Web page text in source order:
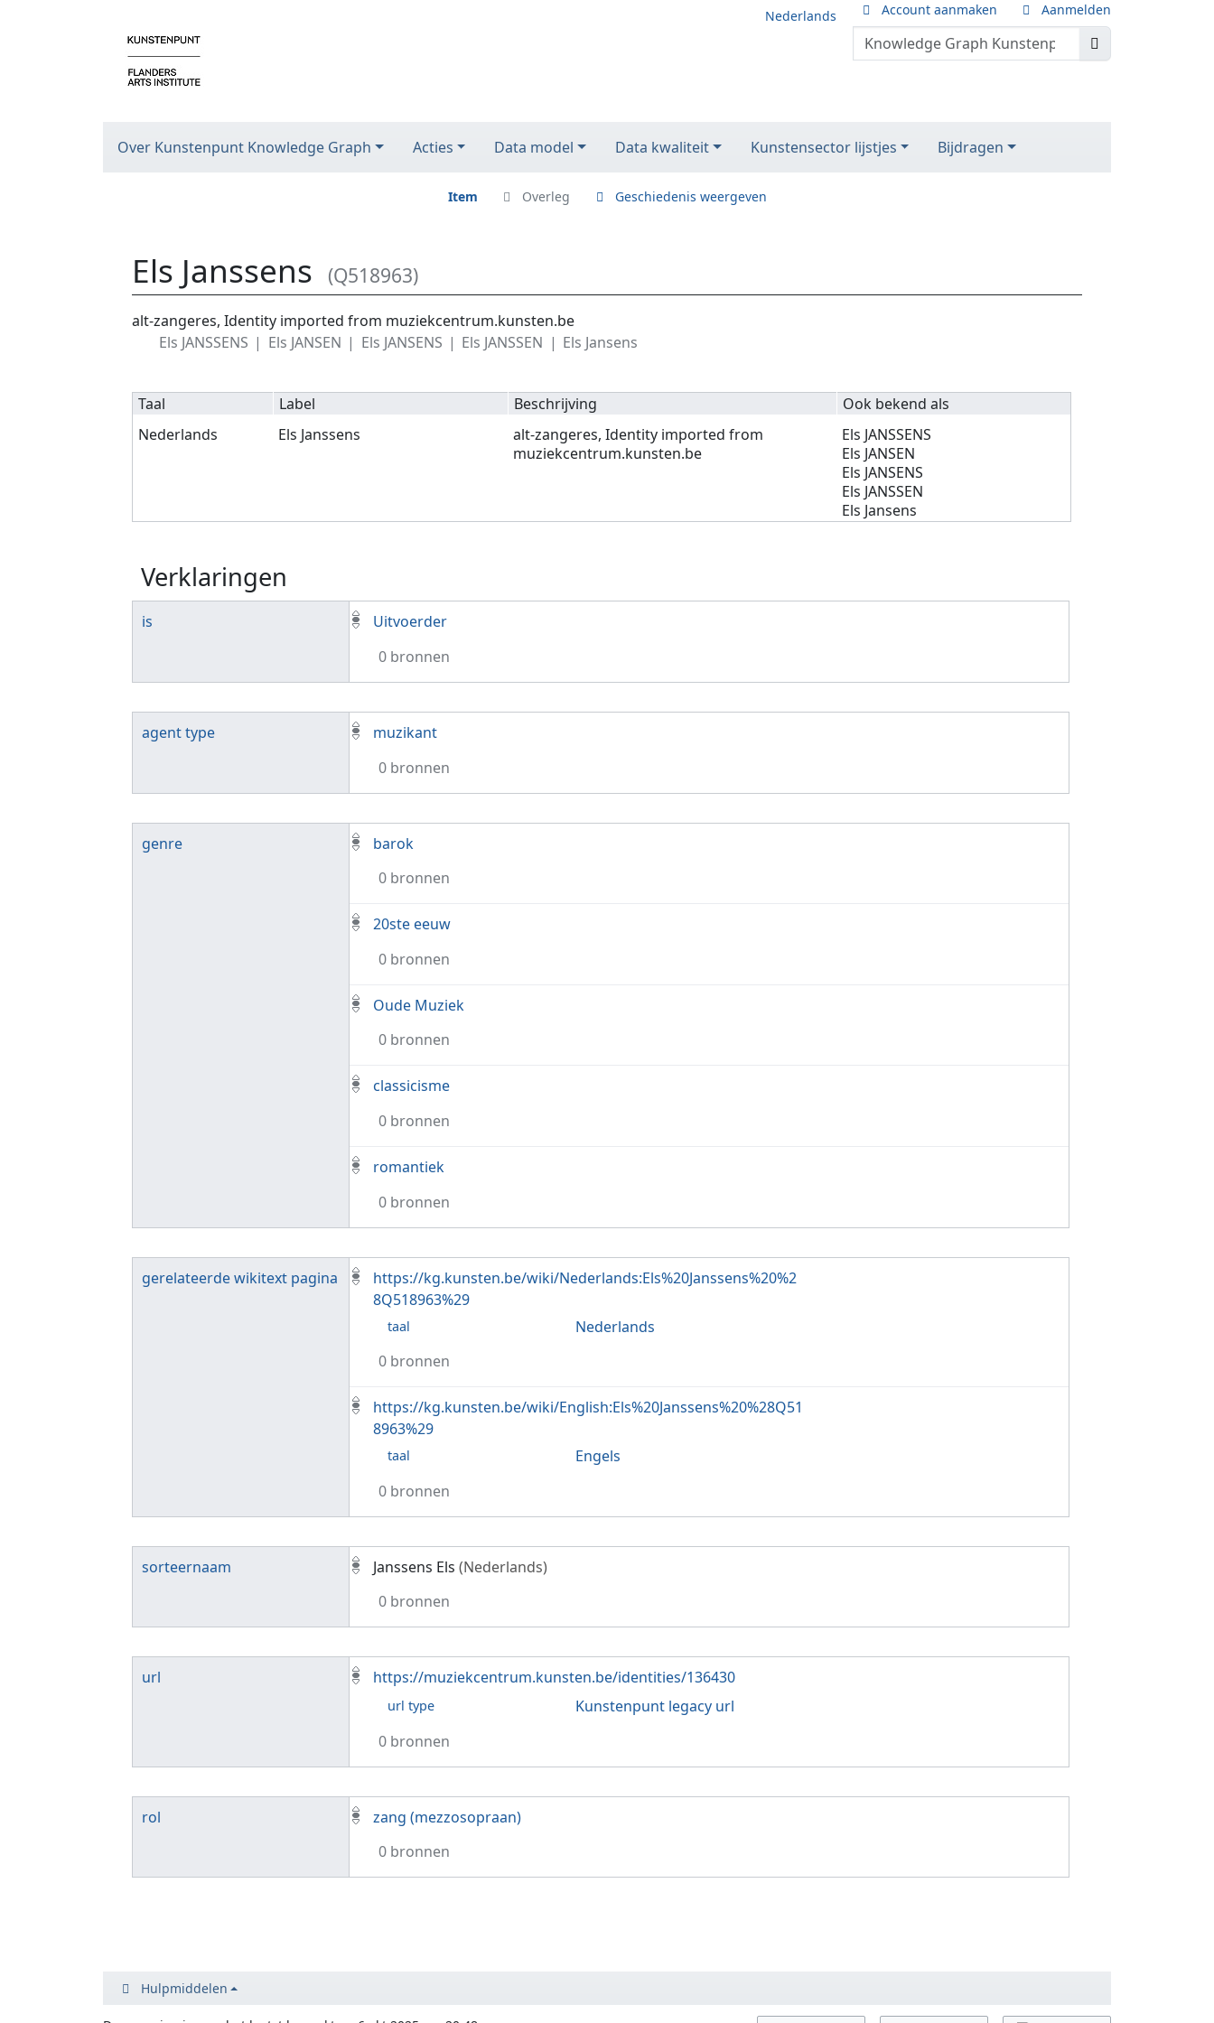
Nederlands Account aanmaken Aanmelden
Over Kunstenpunt Knowledge Graph Acties Data model Data kwaliteit Kunstensector lijstjes Bijdragen
Item Overleg Geschiedenis weergeven
Els Janssens (Q518963)
Ga naar:navigatie,zoeken
alt-zangeres, Identity imported from muziekcentrum.kunsten.be
Els JANSSENS
Els JANSEN Els JANSENS Els JANSSEN Els Jansens
Taal Label Beschrijving
Ook bekend als
Nederlands
Els Janssens
alt-zangeres, Identity imported from
muziekcentrum.kunsten.be
Els JANSSENS
Els JANSEN
Els JANSENS
Els JANSSEN
Els Jansens
Verklaringen
is
Uitvoerder
0 bronnen
agent type
muzikant
0 bronnen
genre
barok
0 bronnen
20ste eeuw
0 bronnen
Oude Muziek
0 bronnen
classicisme
0 bronnen
romantiek
0 bronnen
gerelateerde wikitext pagina
https://kg.kunsten.be/wiki/Nederlands:Els%20Janssens%20%2
8Q518963%29
taal
Nederlands
0 bronnen
https://kg.kunsten.be/wiki/English:Els%20Janssens%20%28Q51
8963%29
taal
Engels
0 bronnen
sorteernaam Janssens Els (Nederlands)
0 bronnen
url https://muziekcentrum.kunsten.be/identities/136430
url type
Kunstenpunt legacy url
0 bronnen
rol
zang (mezzosopraan)
0 bronnen
Hulpmiddelen